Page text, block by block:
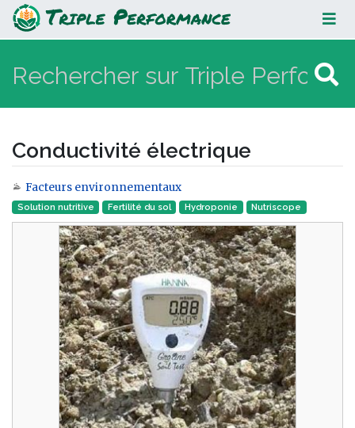
Conductivité électrique
Conductivité électrique
Aller à :navigation,rechercher
Facteurs environnementaux
Solution nutritive Fertilité du sol Hydroponie Nutriscope